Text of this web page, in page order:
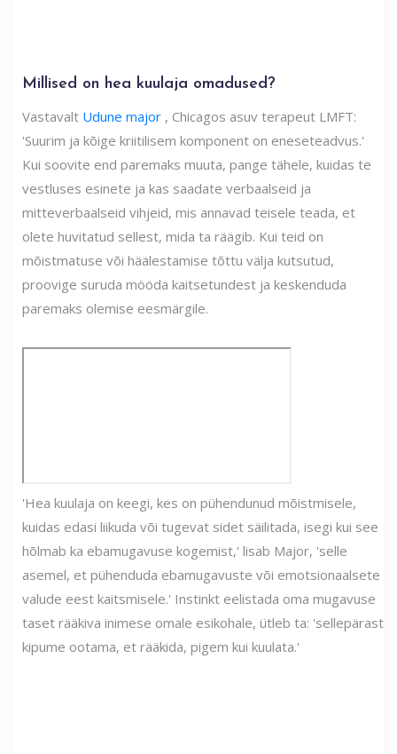
Millised on hea kuulaja omadused?
Vastavalt Udune major , Chicagos asuv terapeut LMFT:
'Suurim ja kõige kriitilisem komponent on eneseteadvus.'
Kui soovite end paremaks muuta, pange tähele, kuidas te
vestluses esinete ja kas saadate verbaalseid ja
mitteverbaalseid vihjeid, mis annavad teisele teada, et
olete huvitatud sellest, mida ta räägib. Kui teid on
mõistmatuse või häälestamise tõttu välja kutsutud,
proovige suruda mööda kaitsetundest ja keskenduda
paremaks olemise eesmärgile.
'Hea kuulaja on keegi, kes on pühendunud mõistmisele,
kuidas edasi liikuda või tugevat sidet säilitada, isegi kui see
hõlmab ka ebamugavuse kogemist,' lisab Major, 'selle
asemel, et pühenduda ebamugavuste või emotsionaalsete
valude eest kaitsmisele.' Instinkt eelistada oma mugavuse
taset rääkiva inimese omale esikohale, ütleb ta: 'sellepärast
kipume ootama, et rääkida, pigem kui kuulata.'